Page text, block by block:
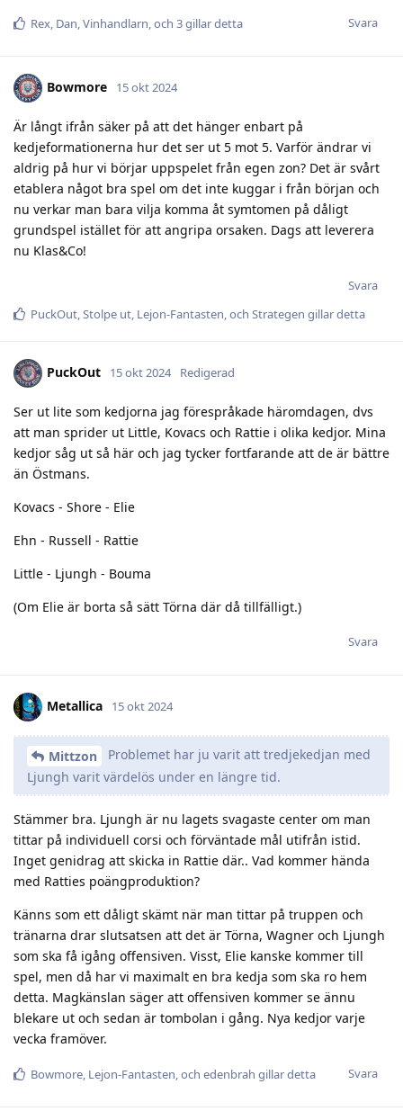
Svara
Rex, Dan,Vinhandlarn, och 3gillar detta
Bowmore 15 okt 2024
Är långt ifrån säker på att det hänger enbart på
kedjeformationerna hur det ser ut 5 mot 5. Varför ändrar vi
aldrig på hur vi börjar uppspelet från egen zon? Det är svårt
etablera något bra spel om det inte kuggar i från början och
nu verkar man bara vilja komma åt symtomen på dåligt
grundspel istället för att angripa orsaken. Dags att leverera
nu Klas&Co!
Svara
PuckOut,Stolpe ut, Lejon-Fantasten, och Strategen gillar detta
PuckOut 15 okt 2024 Redigerad
Ser ut lite som kedjorna jag förespråkade häromdagen, dvs
att man sprider ut Little, Kovacs och Rattie i olika kedjor. Mina
kedjor såg ut så här och jag tycker fortfarande att de är bättre
än Östmans.
Kovacs - Shore - Elie
Ehn - Russell - Rattie
Little - Ljungh - Bouma
(Om Elie är borta så sätt Törna där då tillfälligt.)
Svara
Metallica 15 okt 2024
Mittzon
Problemet har ju varit att tredjekedjan med
Ljungh varit värdelös under en längre tid.
Stämmer bra. Ljungh är nu lagets svagaste center om man
tittar på individuell corsi och förväntade mål utifrån istid.
Inget genidrag att skicka in Rattie där.. Vad kommer hända
med Ratties poängproduktion?
Känns som ett dåligt skämt när man tittar på truppen och
tränarna drar slutsatsen att det är Törna, Wagner och Ljungh
som ska få igång offensiven. Visst, Elie kanske kommer till
spel, men då har vi maximalt en bra kedja som ska ro hem
detta. Magkänslan säger att offensiven kommer se ännu
blekare ut och sedan är tombolan i gång. Nya kedjor varje
vecka framöver.
Svara
Bowmore, Lejon-Fantasten, och edenbrah gillar detta